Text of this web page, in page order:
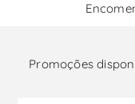
Promoções